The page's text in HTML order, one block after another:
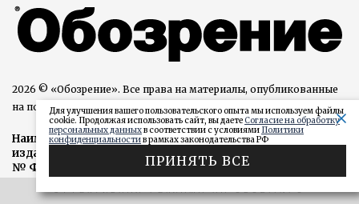
2026 © «Обозрение». Все права на материалы, опубликованные
на портале OBOZ.INFO, защищены
Наименование средства массовой информации сетевого
издания: «Обозрение». Регистрационный номер СМИ: Эл
№ ФС77-82126 от 18.10.2021, зарегистрировано
Федеральной службой по надзору в сфере связи,
информационных технологий и массовых
Для улучшения вашего пользовательского опыта мы используем файлы
cookie. Продолжая использовать сайт, вы даетеСогласие на обработку
персональных данныхв соответствии с условиями Политики
конфиденциальностив рамках законодательства РФ
ПРИНЯТЬ ВСЕ
ЭФФЕКТИВНАЯ РЕКЛАМА НА OBOZ.INFO